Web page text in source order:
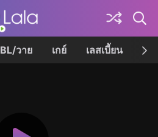
BL/วาย เกย์ เลสเบี้ยน เค